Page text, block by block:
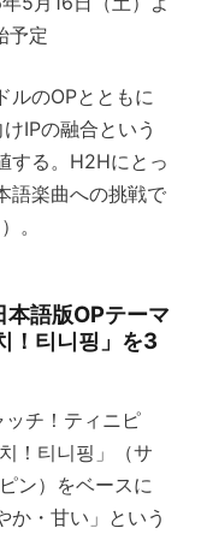
予定
ルのOPとともに
IPの融合という
する。H2Hにとっ
語楽曲への挑戦で
。
語版OPテーマ
！티니핑」を3
ッチ！ティニピ
！티니핑」（サ
ン）をベースに
か・甘い」という